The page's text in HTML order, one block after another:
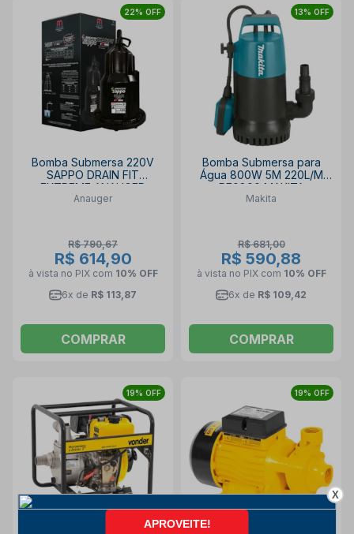
22% OFF
Bomba Submersa 220V
SAPPO DRAIN FIT
EXTREME ANAUGER
Anauger
R$ 790,67
R$ 614,90
à vista no PIX com 10% OFF
6x de R$ 113,87
COMPRAR
13% OFF
Bomba Submersa para
Água 800W 5M 220L/M
PF0800 MAKITA
Makita
R$ 681,00
R$ 590,88
à vista no PIX com 10% OFF
6x de R$ 109,42
COMPRAR
19% OFF 19% OFF
X